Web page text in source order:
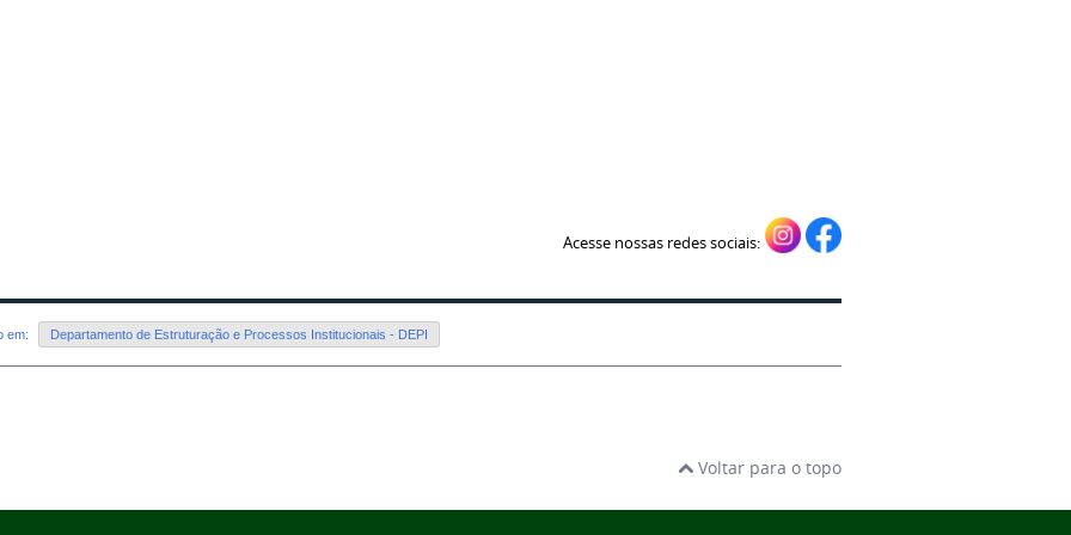
Acesse nossas redes sociais:
em: Departamento de Estruturação e Processos Institucionais - DEPI
Voltar para o topo